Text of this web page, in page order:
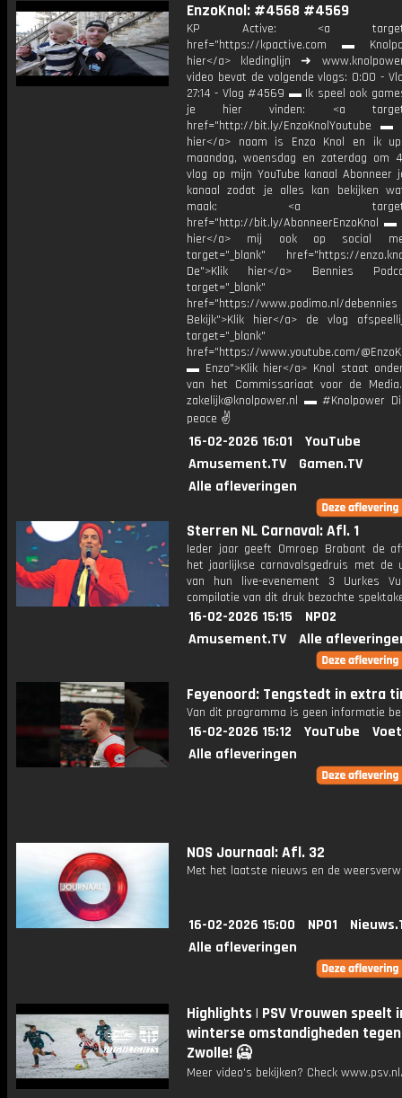
EnzoKnol: #4568 #4569
KP Active: <a
href="https://kpactive.com ▬
hier</a> kledinglijn ➜
video bevat de volgende vlogs: 0:00 -
27:14 - Vlog #4569 ▬ Ik speel ook
je hier vinden: <a
href="http://bit.ly/EnzoKnolYoutube ▬
hier</a> naam is Enzo Knol en ik
maandag, woensdag en zaterdag om
vlog op mijn YouTube kanaal Abonneer
kanaal zodat je alles kan bekijken
maak: <a
href="http://bit.ly/AbonneerEnzoKnol ▬
hier</a> mij ook op social
target="_blank" href="https://
De">Klik hier</a> Bennies
target="_blank"
href="https://www.podimo.nl/debennies
Bekijk">Klik hier</a> de vlog
target="_blank"
href="https://www.youtube.com/
▬ Enzo">Klik hier</a> Knol staat
van het Commissariaat voor de
zakelijk@knolpower.nl ▬ #Knolpower
peace ✌
16-02-2026 16:01
YouTube
Amusement.TV
Gamen.TV
Alle afleveringen
Sterren NL Carnaval: Afl. 1
Ieder jaar geeft Omroep Brabant de
het jaarlijkse carnavalsgedruis met de
van hun live-evenement 3 Uurkes
compilatie van dit druk bezochte
16-02-2026 15:15
NPO2
Amusement.TV
Alle
Feyenoord: Tengstedt in extra
Van dit programma is geen informatie
16-02-2026 15:12 YouTube
Alle afleveringen
NOS Journaal: Afl. 32
Met het laatste nieuws en de
16-02-2026 15:00 NPO1
Alle afleveringen
Highlights | PSV Vrouwen speelt
winterse omstandigheden tegen
Zwolle! 🥶
Meer video's bekijken? Check